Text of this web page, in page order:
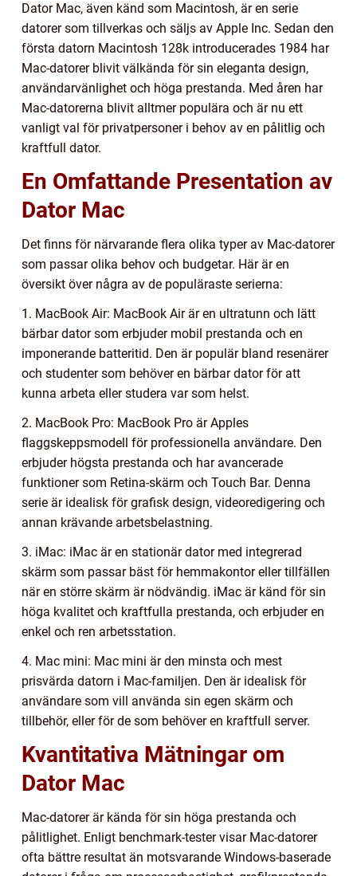
Dator Mac, även känd som Macintosh, är en serie
datorer som tillverkas och säljs av Apple Inc. Sedan den
första datorn Macintosh 128k introducerades 1984 har
Mac-datorer blivit välkända för sin eleganta design,
användarvänlighet och höga prestanda. Med åren har
Mac-datorerna blivit alltmer populära och är nu ett
vanligt val för privatpersoner i behov av en pålitlig och
kraftfull dator.
En Omfattande Presentation av
Dator Mac
Det finns för närvarande flera olika typer av Mac-datorer
som passar olika behov och budgetar. Här är en
översikt över några av de populäraste serierna:
1. MacBook Air: MacBook Air är en ultratunn och lätt
bärbar dator som erbjuder mobil prestanda och en
imponerande batteritid. Den är populär bland resenärer
och studenter som behöver en bärbar dator för att
kunna arbeta eller studera var som helst.
2. MacBook Pro: MacBook Pro är Apples
flaggskeppsmodell för professionella användare. Den
erbjuder högsta prestanda och har avancerade
funktioner som Retina-skärm och Touch Bar. Denna
serie är idealisk för grafisk design, videoredigering och
annan krävande arbetsbelastning.
3. iMac: iMac är en stationär dator med integrerad
skärm som passar bäst för hemmakontor eller tillfällen
när en större skärm är nödvändig. iMac är känd för sin
höga kvalitet och kraftfulla prestanda, och erbjuder en
enkel och ren arbetsstation.
4. Mac mini: Mac mini är den minsta och mest
prisvärda datorn i Mac-familjen. Den är idealisk för
användare som vill använda sin egen skärm och
tillbehör, eller för de som behöver en kraftfull server.
Kvantitativa Mätningar om
Dator Mac
Mac-datorer är kända för sin höga prestanda och
pålitlighet. Enligt benchmark-tester visar Mac-datorer
ofta bättre resultat än motsvarande Windows-baserade